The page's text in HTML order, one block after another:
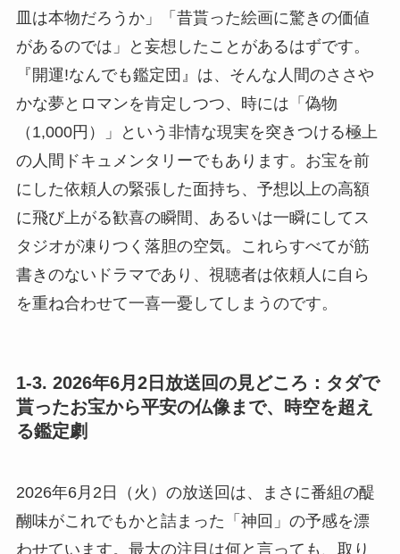
皿は本物だろうか」「昔貰った絵画に驚きの価値
があるのでは」と妄想したことがあるはずです。
『開運!なんでも鑑定団』は、そんな人間のささや
かな夢とロマンを肯定しつつ、時には「偽物
（1,000円）」という非情な現実を突きつける極上
の人間ドキュメンタリーでもあります。お宝を前
にした依頼人の緊張した面持ち、予想以上の高額
に飛び上がる歓喜の瞬間、あるいは一瞬にしてス
タジオが凍りつく落胆の空気。これらすべてが筋
書きのないドラマであり、視聴者は依頼人に自ら
を重ね合わせて一喜一憂してしまうのです。
1-3. 2026年6月2日放送回の見どころ：タダで
貰ったお宝から平安の仏像まで、時空を超え
る鑑定劇
2026年6月2日（火）の放送回は、まさに番組の醍
醐味がこれでもかと詰まった「神回」の予感を漂
わせています。最大の注目は何と言っても、取り